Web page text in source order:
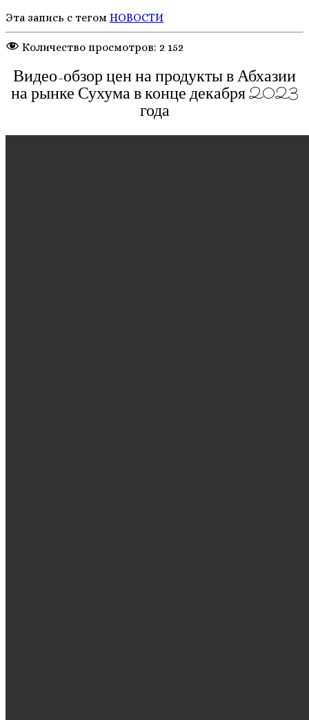
Эта запись с тегом НОВОСТИ
Количество просмотров: 2 152
Видео-обзор цен на продукты в Абхазии
на рынке Сухума в конце декабря 2023
года